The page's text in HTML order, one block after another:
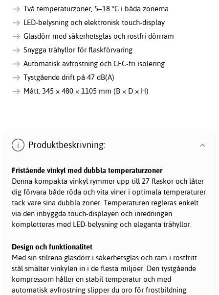
Två temperaturzoner, 5–18 °C i båda zonerna
LED-belysning och elektronisk touch-display
Glasdörr med säkerhetsglas och rostfri dörrram
Snygga trähyllor för flaskförvaring
Automatisk avfrostning och CFC-fri isolering
Tystgående drift på 47 dB(A)
Mått: 345 × 480 × 1105 mm (B × D × H)
Produktbeskrivning:
Fristående vinkyl med dubbla temperaturzoner
Denna kompakta vinkyl rymmer upp till 27 flaskor och låter
dig förvara både röda och vita viner i optimala temperaturer
tack vare sina dubbla zoner. Temperaturen regleras enkelt
via den inbyggda touch-displayen och inredningen
kompletteras med LED-belysning och eleganta trähyllor.
Design och funktionalitet
Med sin stilrena glasdörr i säkerhetsglas och ram i rostfritt
stål smälter vinkylen in i de flesta miljöer. Den tystgående
kompressorn håller en stabil temperatur och med
automatisk avfrostning slipper du oro för frostbildning.